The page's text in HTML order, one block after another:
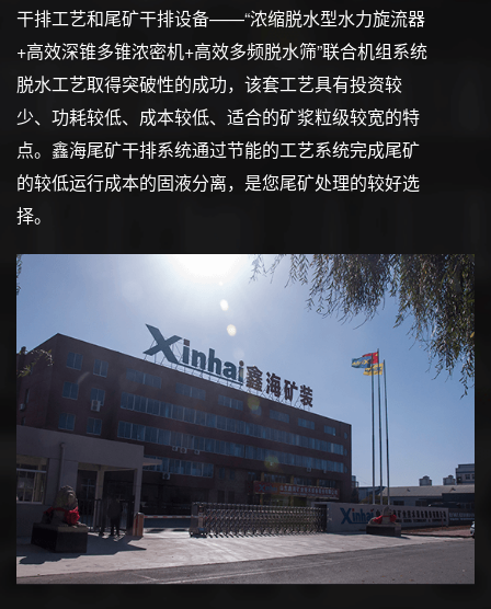
干排工艺和尾矿干排设备——“浓缩脱水型水力旋流器
+高效深锥多锥浓密机+高效多频脱水筛”联合机组系统
脱水工艺取得突破性的成功，该套工艺具有投资较
少、功耗较低、成本较低、适合的矿浆粒级较宽的特
点。鑫海尾矿干排系统通过节能的工艺系统完成尾矿
的较低运行成本的固液分离，是您尾矿处理的较好选
择。